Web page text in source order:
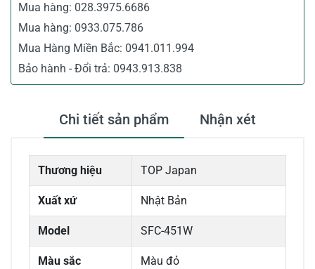
Mua hàng: 028.3975.6686
Mua hàng: 0933.075.786
Mua Hàng Miền Bắc: 0941.011.994
Bảo hành - Đổi trả: 0943.913.838
Chi tiết sản phẩm Nhận xét
Thương hiệu TOP Japan
Xuất xứ Nhật Bản
Model SFC-451W
Màu sắc Màu đỏ